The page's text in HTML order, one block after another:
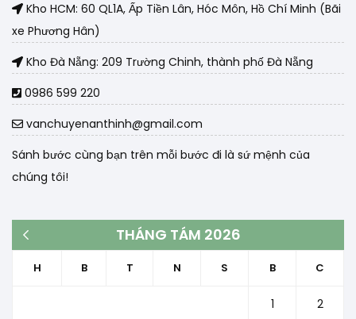
Kho HCM: 60 QL1A, Ấp Tiền Lân, Hóc Môn, Hồ Chí Minh (Bãi
xe Phương Hân)
Kho Đà Nẵng: 209 Trường Chinh, thành phố Đà Nẵng
0986 599 220
vanchuyenanthinh@gmail.com
Sánh bước cùng bạn trên mỗi bước đi là sứ mệnh của
chúng tôi!
THÁNG TÁM 2026
H B T N S B C
1 2